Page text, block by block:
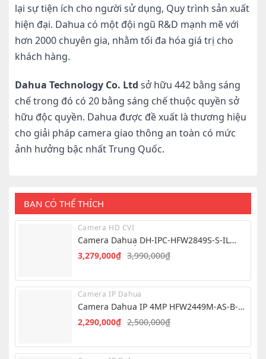
lại sự tiện ích cho người sử dụng, Quy trình sản xuất
hiện đại. Dahua có một đội ngũ R&D mạnh mẽ với
hơn 2000 chuyên gia, nhằm tối đa hóa giá trị cho
khách hàng.
Dahua Technology Co. Ltd sở hữu 442 bằng sáng
chế trong đó có 20 bằng sáng chế thuộc quyền sở
hữu độc quyền. Dahua được đề xuất là thương hiệu
cho giải pháp camera giao thông an toàn có mức
ảnh hưởng bậc nhất Trung Quốc.
BẠN CÓ THỂ THÍCH
Camera HD CVI
Camera Dahua DH-IPC-HFW2849S-S-IL
8.0MP – Hình Ảnh 4K Siêu Nét
3,990,000₫
Giá
là:
3,990,000₫.
3,279,000₫
Giá
tại
là:
3,279,000₫.
Camera IP Dahua
Camera Dahua IP 4MP HFW2449M-AS-B-
PRO
2,500,000₫
Giá
là:
2,290,000₫
Giá
tại